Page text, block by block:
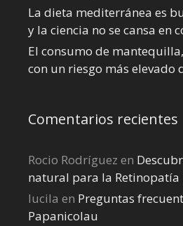
La dieta mediterránea es
y la ciencia no se cansa en
El consumo de
con un riesgo más elevado
Comentarios recientes
Rocio Rodríguez en
natural para la Retinopatía
lucila en Preguntas
Papanicolau